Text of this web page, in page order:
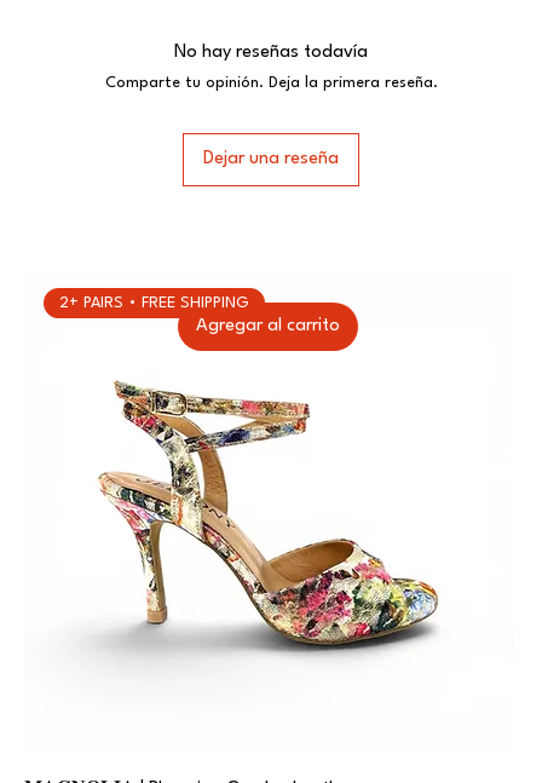
No hay reseñas todavía
Comparte tu opinión. Deja la primera reseña.
Dejar una reseña
Agregar al carrito
2+ PAIRS • FREE SHIPPING